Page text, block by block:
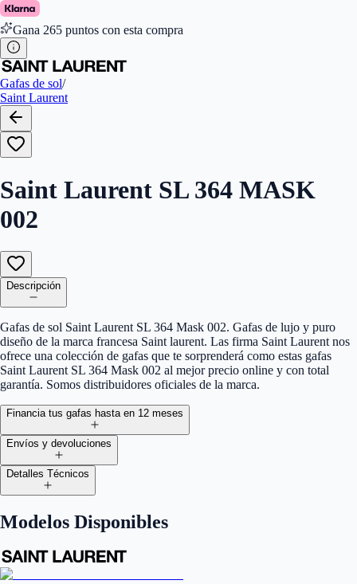
Género
Largo de la Varilla (mm)
Marca :Saint Laurent
Gana 265 puntos con esta compra
Gafas de sol/
Saint Laurent
Saint Laurent SL 364 MASK
002
Descripción
Gafas de sol Saint Laurent SL 364 Mask 002. Gafas de lujo y puro
diseño de la marca francesa Saint laurent. Las firma Saint Laurent nos
ofrece una colección de gafas que te sorprenderá como estas gafas
Saint Laurent SL 364 Mask 002 al mejor precio online y con total
garantía. Somos distribuidores oficiales de la marca.
Financia tus gafas hasta en 12 meses
Envíos y devoluciones
Detalles Técnicos
Modelos Disponibles